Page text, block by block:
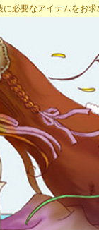
必要なアイテムをお求